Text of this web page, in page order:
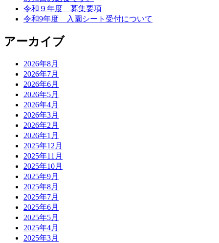
令和９年度 募集要項
令和9年度 入園シート受付について
アーカイブ
2026年8月
2026年7月
2026年6月
2026年5月
2026年4月
2026年3月
2026年2月
2026年1月
2025年12月
2025年11月
2025年10月
2025年9月
2025年8月
2025年7月
2025年6月
2025年5月
2025年4月
2025年3月